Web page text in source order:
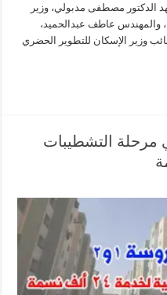
الدكتور مصطفى مدبولي، وزير
والمهندس عاطف عبدالحميد،
وزير الإسكان للتطوير الحضري
المحروسة 1و2 في مرحلة التشطيبات